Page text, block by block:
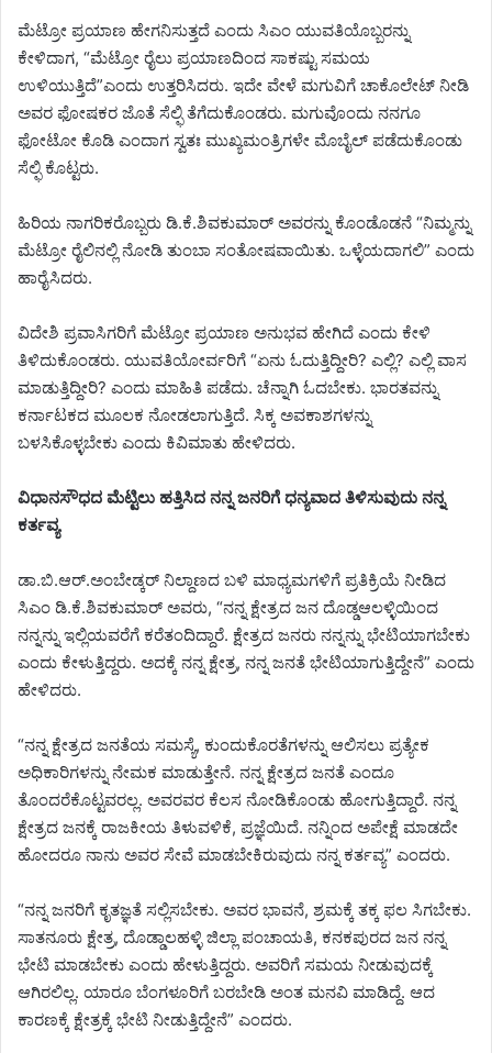
ಮೆಟ್ರೋ ಪ್ರಯಾಣ ಹೇಗನಿಸುತ್ತದೆ ಎಂದು ಸಿಎಂ ಯುವತಿಯೊಬ್ಬರನ್ನು
ಕೇಳಿದಾಗ, “ಮೆಟ್ರೋ ರೈಲು ಪ್ರಯಾಣದಿಂದ ಸಾಕಷ್ಟು ಸಮಯ
ಉಳಿಯುತ್ತಿದೆ”ಎಂದು ಉತ್ತರಿಸಿದರು. ಇದೇ ವೇಳೆ ಮಗುವಿಗೆ ಚಾಕೊಲೇಟ್ ನೀಡಿ
ಅವರ ಫೋಷಕರ ಜೊತೆ ಸೆಲ್ಫಿ ತೆಗೆದುಕೊಂಡರು. ಮಗುವೊಂದು ನನಗೂ
ಫೋಟೋ ಕೊಡಿ ಎಂದಾಗ ಸ್ವತಃ ಮುಖ್ಯಮಂತ್ರಿಗಳೇ ಮೊಬೈಲ್ ಪಡೆದುಕೊಂಡು
ಸೆಲ್ಫಿ ಕೊಟ್ಟರು.
ಹಿರಿಯ ನಾಗರಿಕರೊಬ್ಬರು ಡಿ.ಕೆ.ಶಿವಕುಮಾರ್ ಅವರನ್ನು ಕೊಂಡೊಡನೆ “ನಿಮ್ಮನ್ನು
ಮೆಟ್ರೋ ರೈಲಿನಲ್ಲಿ ನೋಡಿ ತುಂಬಾ ಸಂತೋಷವಾಯಿತು. ಒಳ್ಳೆಯದಾಗಲಿ” ಎಂದು
ಹಾರೈಸಿದರು‌.
ವಿದೇಶಿ ಪ್ರವಾಸಿಗರಿಗೆ ಮೆಟ್ರೋ ಪ್ರಯಾಣ ಅನುಭವ ಹೇಗಿದೆ ಎಂದು ಕೇಳಿ
ತಿಳಿದುಕೊಂಡರು. ಯುವತಿಯೋರ್ವರಿಗೆ “ಏನು ಓದುತ್ತಿದ್ದೀರಿ? ಎಲ್ಲಿ? ಎಲ್ಲಿ ವಾಸ
ಮಾಡುತ್ತಿದ್ದೀರಿ? ಎಂದು ಮಾಹಿತಿ ಪಡೆದು. ಚೆನ್ನಾಗಿ ಓದಬೇಕು. ಭಾರತವನ್ನು
ಕರ್ನಾಟಕದ ಮೂಲಕ ನೋಡಲಾಗುತ್ತಿದೆ. ಸಿಕ್ಕ ಅವಕಾಶಗಳನ್ನು
ಬಳಸಿಕೊಳ್ಳಬೇಕು ಎಂದು ಕಿವಿಮಾತು ಹೇಳಿದರು.
ವಿಧಾನಸೌಧದ ಮೆಟ್ಟಿಲು ಹತ್ತಿಸಿದ ನನ್ನ ಜನರಿಗೆ ಧನ್ಯವಾದ ತಿಳಿಸುವುದು ನನ್ನ
ಕರ್ತವ್ಯ
ಡಾ.ಬಿ.ಆರ್.ಅಂಬೇಡ್ಕರ್ ನಿಲ್ದಾಣದ ಬಳಿ ಮಾಧ್ಯಮಗಳಿಗೆ ಪ್ರತಿಕ್ರಿಯೆ ನೀಡಿದ
ಸಿಎಂ ಡಿ.ಕೆ.ಶಿವಕುಮಾರ್ ಅವರು, “ನನ್ನ ಕ್ಷೇತ್ರದ ಜನ ದೊಡ್ಡ‌ಆಲಳ್ಳಿಯಿಂದ
ನನ್ನನ್ನು ಇಲ್ಲಿಯವರೆಗೆ ಕರೆತಂದಿದ್ದಾರೆ.‌ ಕ್ಷೇತ್ರದ ಜನರು ನನ್ನನ್ನು ಭೇಟಿಯಾಗಬೇಕು
ಎಂದು ಕೇಳುತ್ತಿದ್ದರು. ಅದಕ್ಕೆ ನನ್ನ ಕ್ಷೇತ್ರ, ನನ್ನ ಜನತೆ ಭೇಟಿಯಾಗುತ್ತಿದ್ದೇನೆ” ಎಂದು
ಹೇಳಿದರು.
“ನನ್ನ ಕ್ಷೇತ್ರದ ಜನತೆಯ ಸಮಸ್ಯೆ, ಕುಂದುಕೊರತೆಗಳನ್ನು ಆಲಿಸಲು ಪ್ರತ್ಯೇಕ
ಅಧಿಕಾರಿಗಳನ್ನು ನೇಮಕ ಮಾಡುತ್ತೇನೆ. ನನ್ನ ಕ್ಷೇತ್ರದ ಜನತೆ ಎಂದೂ
ತೊಂದರೆಕೊಟ್ಟವರಲ್ಲ‌. ಅವರವರ ಕೆಲಸ ನೋಡಿಕೊಂಡು ಹೋಗುತ್ತಿದ್ದಾರೆ. ನನ್ನ
ಕ್ಷೇತ್ರದ ಜನಕ್ಕೆ ರಾಜಕೀಯ ತಿಳುವಳಿಕೆ, ಪ್ರಜ್ಞೆಯಿದೆ. ನನ್ನಿಂದ ಅಪೇಕ್ಷೆ ಮಾಡದೇ
ಹೋದರೂ ನಾನು ಅವರ ಸೇವೆ ಮಾಡಬೇಕಿರುವುದು ನನ್ನ ಕರ್ತವ್ಯ” ಎಂದರು.
“ನನ್ನ ಜನರಿಗೆ ಕೃತಜ್ಞತೆ ಸಲ್ಲಿಸಬೇಕು. ಅವರ ಭಾವನೆ, ಶ್ರಮಕ್ಕೆ ತಕ್ಕ ಫಲ ಸಿಗಬೇಕು.
ಸಾತನೂರು ಕ್ಷೇತ್ರ, ದೊಡ್ಡಾಲಹಳ್ಳಿ ಜಿಲ್ಲಾ ಪಂಚಾಯತಿ, ಕನಕಪುರದ ಜನ ನನ್ನ
ಭೇಟಿ ಮಾಡಬೇಕು ಎಂದು ಹೇಳುತ್ತಿದ್ದರು. ಅವರಿಗೆ ಸಮಯ ನೀಡುವುದಕ್ಕೆ
ಆಗಿರಲಿಲ್ಲ. ಯಾರೂ ಬೆಂಗಳೂರಿಗೆ ಬರಬೇಡಿ ಅಂತ ಮನವಿ ಮಾಡಿದ್ದೆ. ಆದ
ಕಾರಣಕ್ಕೆ ಕ್ಷೇತ್ರಕ್ಕೆ ಭೇಟಿ ನೀಡುತ್ತಿದ್ದೇನೆ” ಎಂದರು.